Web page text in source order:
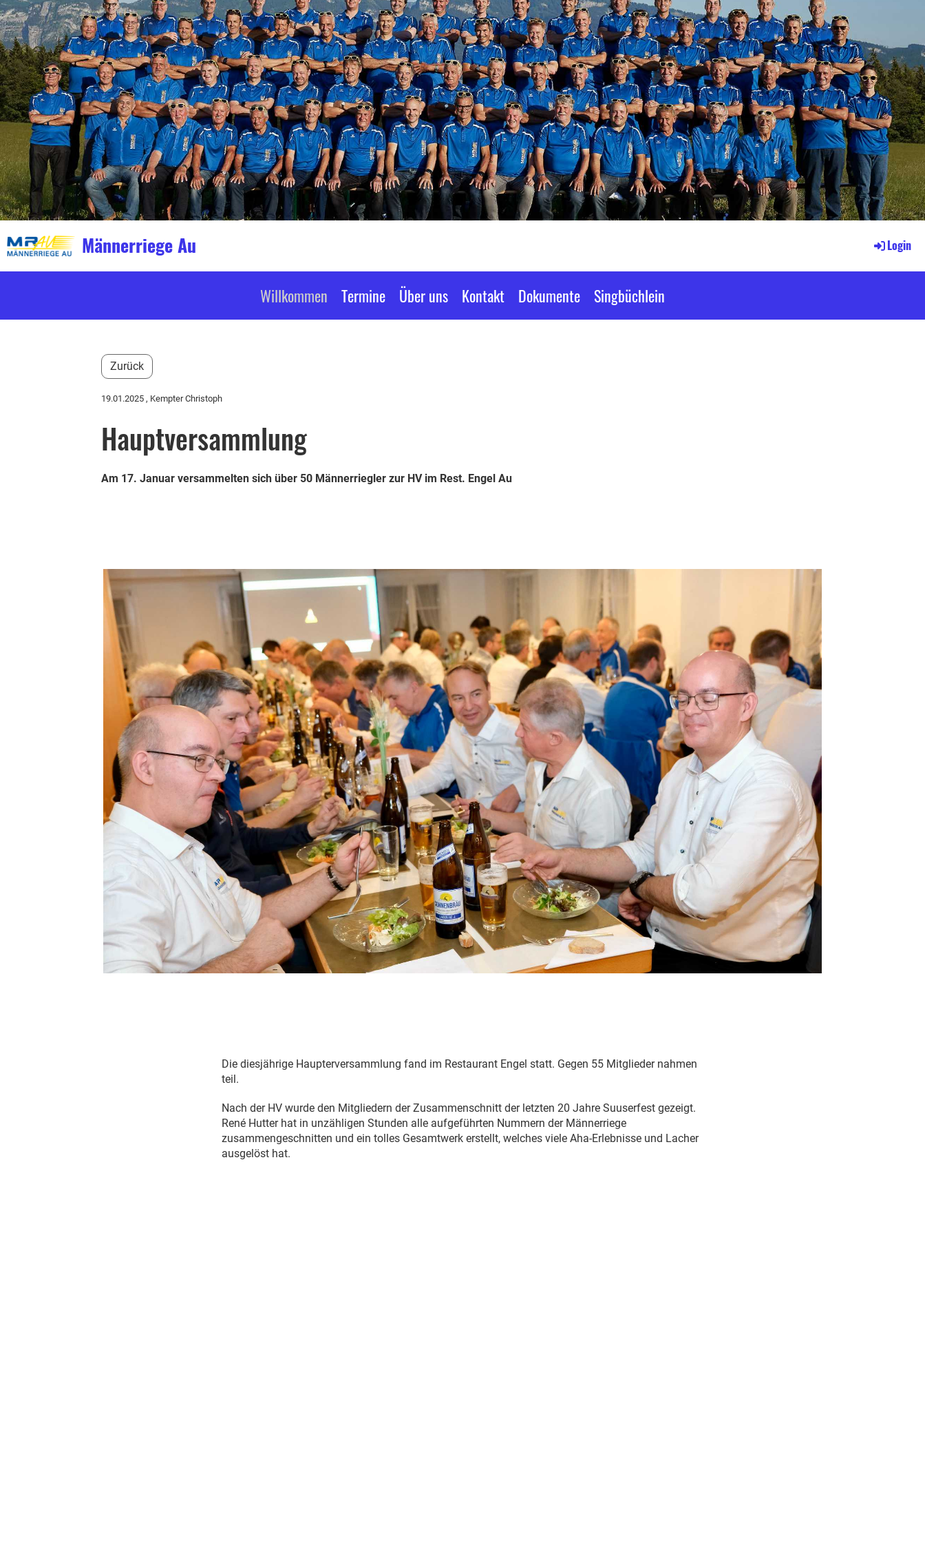
Männerriege Au Login
Willkommen Termine Über uns Kontakt Dokumente Singbüchlein
Zurück
19.01.2025 , Kempter Christoph
Hauptversammlung
Am 17. Januar versammelten sich über 50 Männerriegler zur HV im Rest. Engel Au
Die diesjährige Haupterversammlung fand im Restaurant Engel statt. Gegen 55 Mitglieder nahmen
teil.
Nach der HV wurde den Mitgliedern der Zusammenschnitt der letzten 20 Jahre Suuserfest gezeigt.
René Hutter hat in unzähligen Stunden alle aufgeführten Nummern der Männerriege
zusammengeschnitten und ein tolles Gesamtwerk erstellt, welches viele Aha-Erlebnisse und Lacher
ausgelöst hat.